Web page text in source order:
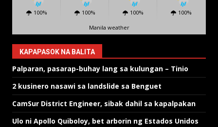
100% 100% 100% 100%
Manila weather
KAPAPASOK NA BALITA
Palparan, pasarap-buhay lang sa kulungan – Tinio
2 kusinero nasawi sa landslide sa Benguet
CamSur District Engineer, sibak dahil sa kapalpakan
Ulo ni Apollo Quiboloy, bet arborin ng Estados Unidos